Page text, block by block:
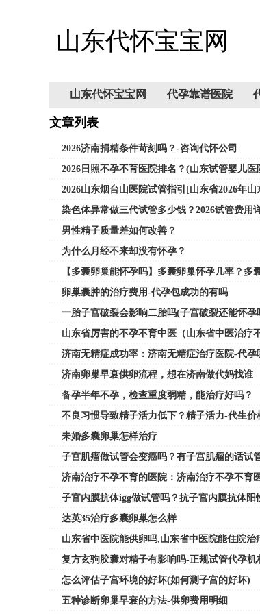
山东代怀宝宝网
山东代怀宝宝网 代孕靠谱医院
文章列表
2026济南捐精条件苛刻吗？-咨询代怀公司
2026日照不孕不育医院排名？(山东试管婴儿医
2026山东烟台山医院试管指引[山东省2026年
染色体异常做三代试管多少钱？2026试管费用
男性精子质量差如何改善？
为什么月经不来却没有怀孕？
【多囊卵巢能怀孕吗】多囊卵巢怀孕几率？多
卵巢囊肿的治疗费用-代孕包成功的有吗
一胎子宫破裂会影响二胎吗(子宫破裂还能怀孕
山东省厉害的不孕不育中医（山东省中医治疗
济南无精症成功率：济南无精症治疗医院-代孕
济南卵巢早衰供卵流程，想在济南做代妈找谁
备孕半年不孕，检查重度弱精，能治疗好吗？
不良习惯导致精子活力低下？精子活力-代生价
未婚多囊卵巢怎样治疗
子宫肌瘤做试管会变癌吗？有子宫肌瘤的话试
济南治疗不孕不育的医院：济南治疗不孕不育
子宫内膜抗体igg做试管吗？抗子宫内膜抗体阳
达英35治疗多囊卵巢怎么样
山东省中医院能供卵吗,山东省中医院能住院治
复方玄驹胶囊对精子有影响吗-正规试管代孕机
怎么评估子宫环境的好坏(如何测子宫的好坏)
五种诊断卵巢早衰的方法-供卵费用明细